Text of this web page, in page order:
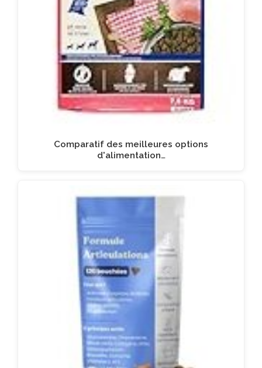
Comparatif des meilleures options
d'alimentation…